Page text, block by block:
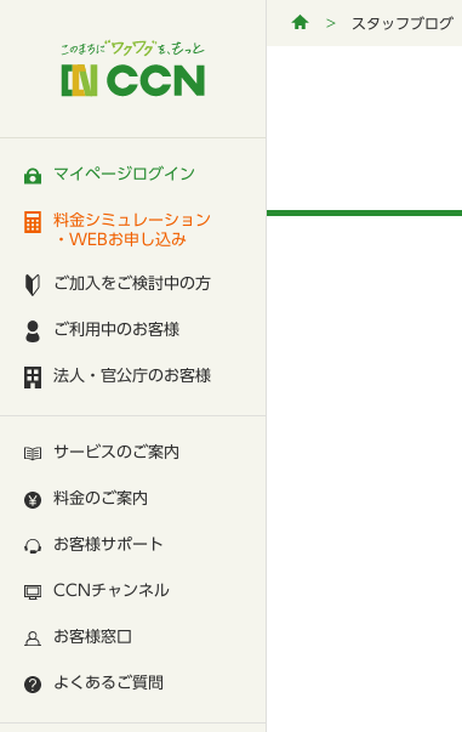
マイページログイン
料金シミュレーション
・WEBお申し込み
ご加入をご検討中の方
ご利用中のお客様
法人・官公庁のお客様
サービスのご案内
料金のご案内
お客様サポート
CCNチャンネル
お客様窓口
よくあるご質問
スタッフブログ